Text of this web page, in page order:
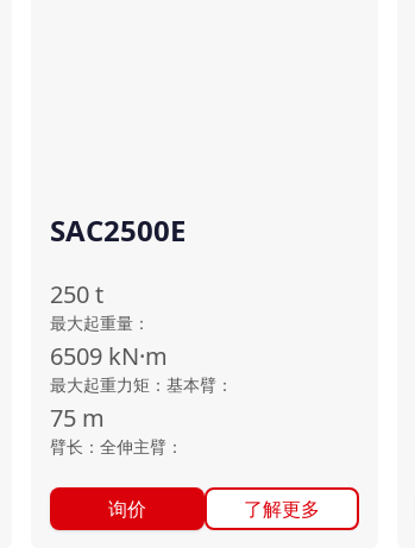
SAC2500E
250t
最大起重量 ：
6509 kN·m
最大起重力矩：基本臂 ：
75 m
臂长：全伸主臂 ：
询价 了解更多